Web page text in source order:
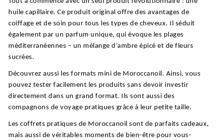
huile capillaire. Ce produit original offre des avantages de
coiffage et de soin pour tous les types de cheveux. Il séduit
également par un parfum unique, qui évoque les plages
méditerranéennes – un mélange d’ambre épicé et de fleurs
sucrées.
Découvrez aussi les formats mini de Moroccanoil. Ainsi, vous
pouvez tester facilement les produits sans devoir investir
directement dans un grand format. Ils sont aussi des
compagnons de voyage pratiques grâce à leur petite taille.
Les coffrets pratiques de Moroccanoil sont de parfaits cadeaux,
mais aussi de véritables moments de bien-être pour vous-